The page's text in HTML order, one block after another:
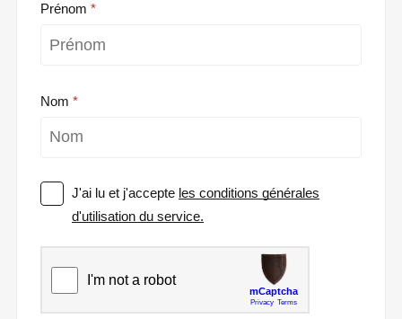
Prénom
Nom
J'ai lu et j'accepte les conditions générales
d'utilisation du service.